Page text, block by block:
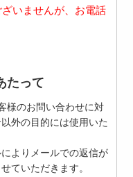
いませんが、お電話
たって
様のお問い合わせに対
外の目的には使用いた
よりメールでの返信が
ていただきます。